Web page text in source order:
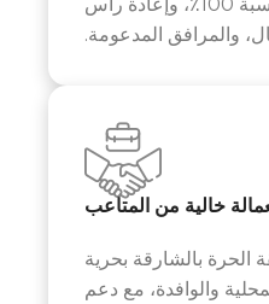
والمرافق المدعومة.
خالية من المتاعب
الحرة بالشارقة بحرية
والوافدة، مع دعم